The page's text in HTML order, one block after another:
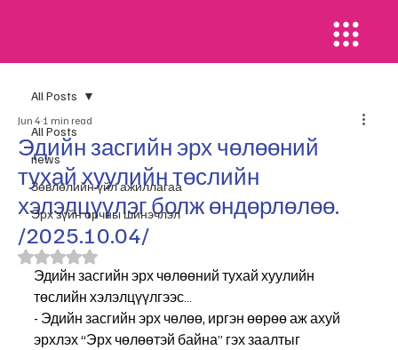
All Posts
news
​Зөвлөлийн үйл ажиллагаа
Эрх зүйн орчны шинэчлэл
All Posts
Эдийн засгийн эрх чөлөөний
тухай хуулийн төслийн
хэлэлцүүлэг болж өндөрлөлөө.
/2025.10.04/
Jun 4 1 min read
Rated NaN out of 5 stars.
Эдийн засгийн эрх чөлөөний тухай хуулийн
төслийн хэлэлцүүлгээс…
- Эдийн засгийн эрх чөлөө, иргэн өөрөө аж ахуй
эрхлэх “Эрх чөлөөтэй байна” гэх заалтыг